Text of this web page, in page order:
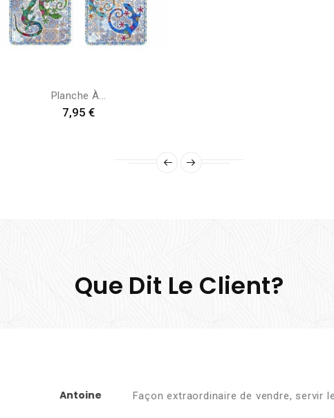
Planche À...
Preis
7,95 €
Que Dit Le Client?